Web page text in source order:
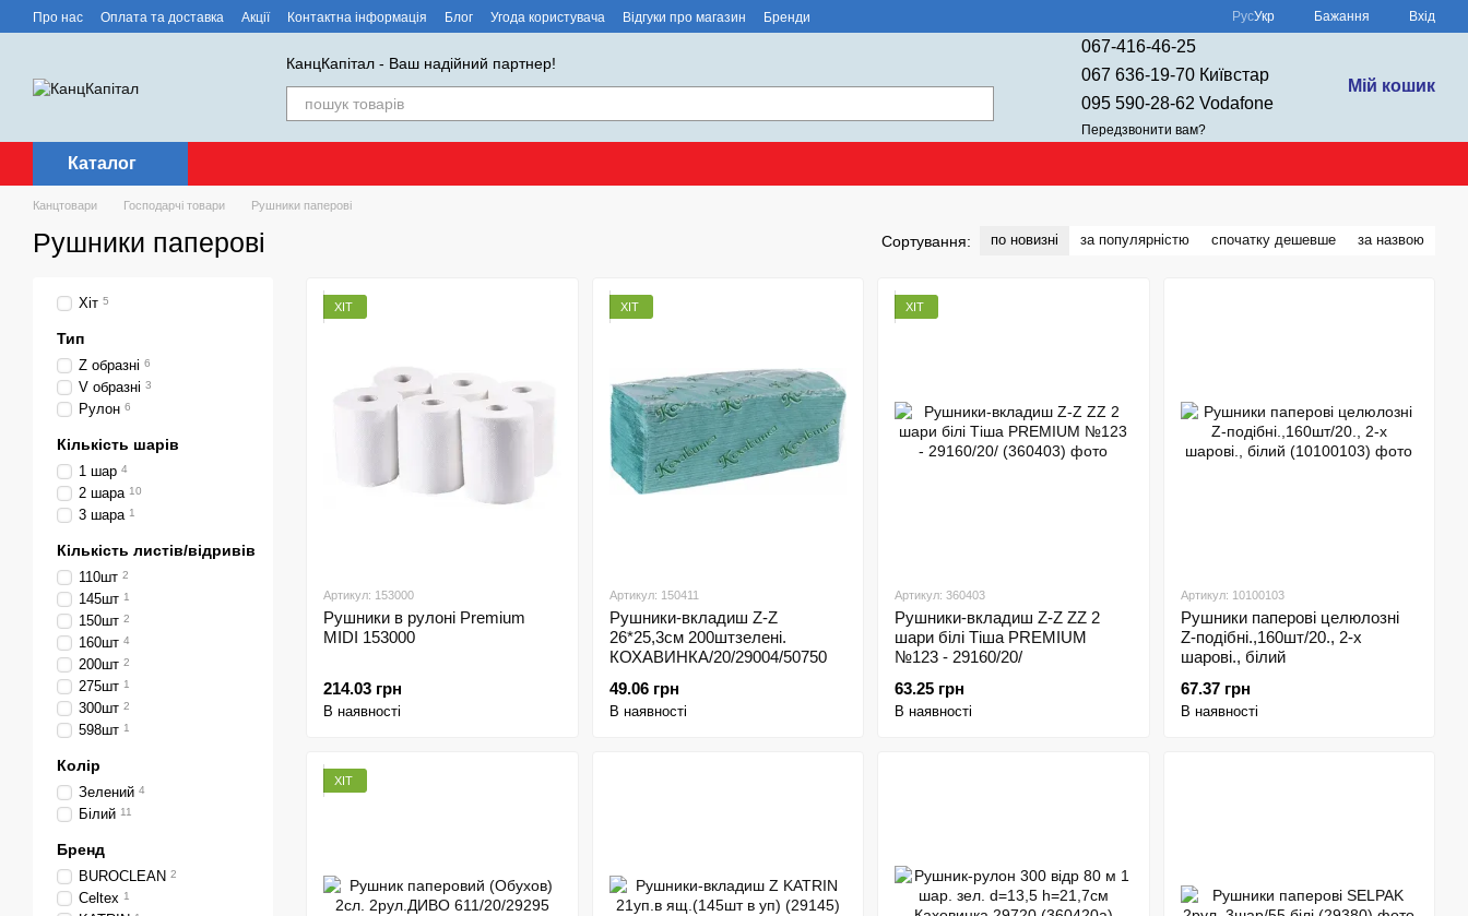
Перейти до основного контенту
Про нас Оплата та доставка Акції Контактна інформація Блог Угода користувача Відгуки про магазин Бренди РусУкр Бажання Вхід
КанцКапітал - Ваш надійний партнер!
067-416-46-25
067 636-19-70 Київстар
095 590-28-62 Vodafone
Передзвонити вам?
Мій кошик
Каталог
Канцтовари Господарчі товари Рушники паперові
Рушники паперові Сортування: по новизні за популярністю спочатку дешевше за назвою
ХІТ
Артикул: 153000
Рушники в рулоні Premium
MIDI 153000
214.03 грн
В наявності
ХІТ
Артикул: 150411
Рушники-вкладиш Z-Z
26*25,3см 200штзелені.
КОХАВИНКА/20/29004/50750
49.06 грн
В наявності
ХІТ
Артикул: 360403
Рушники-вкладиш Z-Z ZZ 2
шари білі Тіша PREMIUM
№123 - 29160/20/
63.25 грн
В наявності
Артикул: 10100103
Рушники паперові целюлозні
Z-подібні.,160шт/20., 2-х
шарові., білий
67.37 грн
В наявності
ХІТ
Хіт 5
Тип
Z образні 6
V образні 3
Рулон 6
Кількість шарів
1 шар 4
2 шара 10
3 шара 1
Кількість листів/відривів
110шт 2
145шт 1
150шт 2
160шт 4
200шт 2
275шт 1
300шт 2
598шт 1
Колір
Зелений 4
Білий 11
Бренд
BUROCLEAN 2
Celtex 1